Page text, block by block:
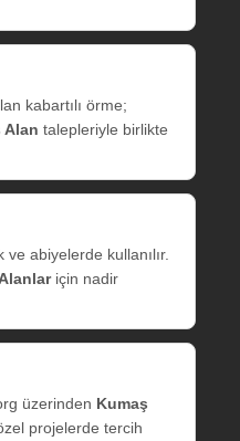
kabartılı örme;
Alan talepleriyle birlikte
abiyelerde kullanılır.
için nadir
üzerinden Kumaş
projelerde tercih